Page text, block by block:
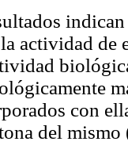
actividad de
con
del mismo